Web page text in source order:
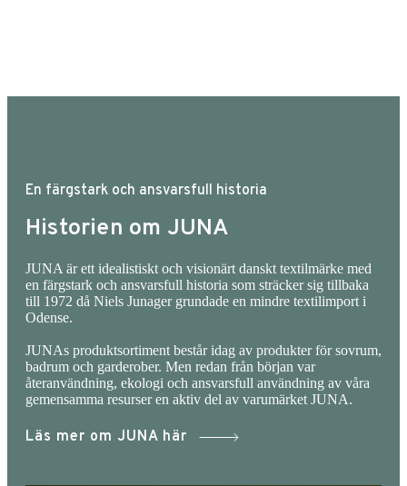
En färgstark och ansvarsfull historia
Historien om JUNA
JUNA är ett idealistiskt och visionärt danskt textilmärke med
en färgstark och ansvarsfull historia som sträcker sig tillbaka
till 1972 då Niels Junager grundade en mindre textilimport i
Odense.
JUNAs produktsortiment består idag av produkter för sovrum,
badrum och garderober. Men redan från början var
återanvändning, ekologi och ansvarsfull användning av våra
gemensamma resurser en aktiv del av varumärket JUNA.
Läs mer om JUNA här